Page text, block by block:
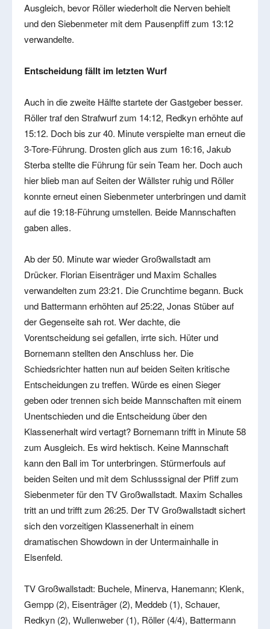
Ausgleich, bevor Röller wiederholt die Nerven behielt
und den Siebenmeter mit dem Pausenpfiff zum 13:12
verwandelte.
Entscheidung fällt im letzten Wurf
Auch in die zweite Hälfte startete der Gastgeber besser.
Röller traf den Strafwurf zum 14:12, Redkyn erhöhte auf
15:12. Doch bis zur 40. Minute verspielte man erneut die
3-Tore-Führung. Drosten glich aus zum 16:16, Jakub
Sterba stellte die Führung für sein Team her. Doch auch
hier blieb man auf Seiten der Wällster ruhig und Röller
konnte erneut einen Siebenmeter unterbringen und damit
auf die 19:18-Führung umstellen. Beide Mannschaften
gaben alles.
Ab der 50. Minute war wieder Großwallstadt am
Drücker. Florian Eisenträger und Maxim Schalles
verwandelten zum 23:21. Die Crunchtime begann. Buck
und Battermann erhöhten auf 25:22, Jonas Stüber auf
der Gegenseite sah rot. Wer dachte, die
Vorentscheidung sei gefallen, irrte sich. Hüter und
Bornemann stellten den Anschluss her. Die
Schiedsrichter hatten nun auf beiden Seiten kritische
Entscheidungen zu treffen. Würde es einen Sieger
geben oder trennen sich beide Mannschaften mit einem
Unentschieden und die Entscheidung über den
Klassenerhalt wird vertagt? Bornemann trifft in Minute 58
zum Ausgleich. Es wird hektisch. Keine Mannschaft
kann den Ball im Tor unterbringen. Stürmerfouls auf
beiden Seiten und mit dem Schlusssignal der Pfiff zum
Siebenmeter für den TV Großwallstadt. Maxim Schalles
tritt an und trifft zum 26:25. Der TV Großwallstadt sichert
sich den vorzeitigen Klassenerhalt in einem
dramatischen Showdown in der Untermainhalle in
Elsenfeld.
TV Großwallstadt: Buchele, Minerva, Hanemann; Klenk,
Gempp (2), Eisenträger (2), Meddeb (1), Schauer,
Redkyn (2), Wullenweber (1), Röller (4/4), Battermann